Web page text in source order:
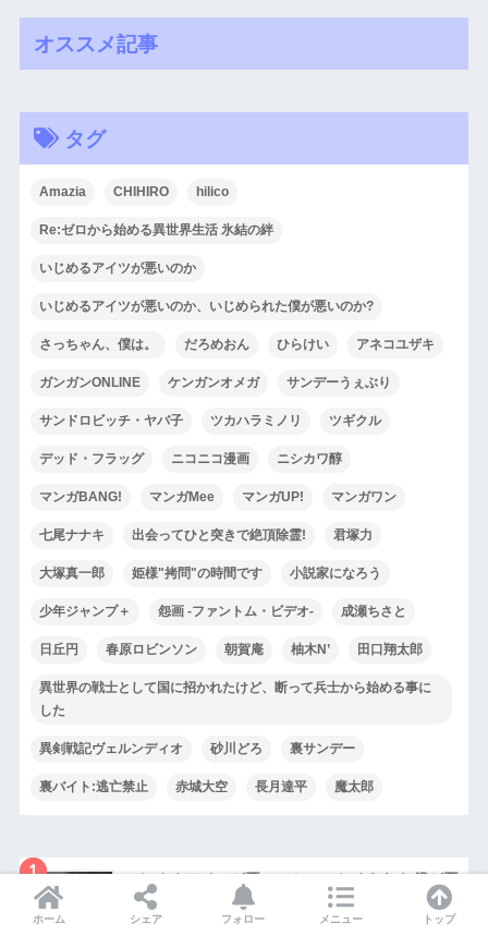
オススメ記事
タグ
Amazia CHIHIRO hilico
Re:ゼロから始める異世界生活 氷結の絆
いじめるアイツが悪いのか
いじめるアイツが悪いのか、いじめられた僕が悪いのか?
さっちゃん、僕は。 だろめおん ひらけい アネコユザキ
ガンガンONLINE ケンガンオメガ サンデーうぇぶり
サンドロビッチ・ヤバ子 ツカハラミノリ ツギクル
デッド・フラッグ ニコニコ漫画 ニシカワ醇
マンガBANG! マンガMee マンガUP! マンガワン
七尾ナナキ 出会ってひと突きで絶頂除霊! 君塚力
大塚真一郎 姫様"拷問"の時間です 小説家になろう
少年ジャンプ＋ 怨画 -ファントム・ビデオ- 成瀬ちさと
日丘円 春原ロビンソン 朝賀庵 柚木N’ 田口翔太郎
異世界の戦士として国に招かれたけど、断って兵士から始める事に
した
異剣戦記ヴェルンディオ 砂川どろ 裏サンデー
裏バイト:逃亡禁止 赤城大空 長月達平 魔太郎
1
いじめるアイツが悪いのか、いじめられた僕が悪
いのか?ネタバレ[3-2話]詩織のもとに届いた動画
の正体
ホーム シェア フォロー メニュー トップ